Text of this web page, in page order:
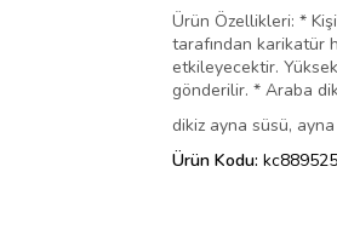
Ürün Özellikleri: *
tarafından karikatür
etkileyecektir.
gönderilir. * Araba
dikiz ayna süsü,
Ürün Kodu: